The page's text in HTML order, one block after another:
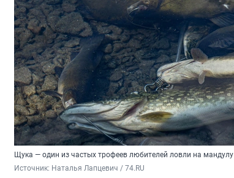
Щука — один из частых трофеев любителей ловли на мандулу
Источник: Наталья Лапцевич / 74.RU